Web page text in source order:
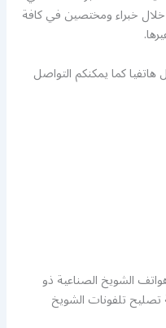
خبراء ومختصين في كافة
كما يمكنكم التواصل
الشويخ الصناعية ذو
تلفونات الشويخ